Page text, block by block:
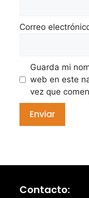
Correo
Guarda mi
web en este
vez que
Contacto: